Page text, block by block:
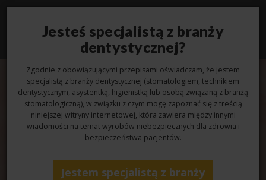
Jesteś specjalistą z branży
dentystycznej?
Zgodnie z obowiązującymi przepisami oświadczam, że jestem
specjalistą z branży dentystycznej (stomatologiem, technikiem
dentystycznym, asystentką, higienistką lub osobą związaną z branżą
stomatologiczną), w związku z czym mogę zapoznać się z treścią
niniejszej witryny internetowej, która zawiera między innymi
wiadomości na temat wyrobów niebezpiecznych dla zdrowia i
bezpieczeństwa pacjentów.
Jestem specjalistą z branży